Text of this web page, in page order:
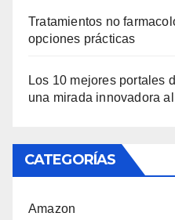
Tratamientos no
opciones prácticas
Los 10 mejores portales
una mirada innovadora
CATEGORÍAS
Amazon